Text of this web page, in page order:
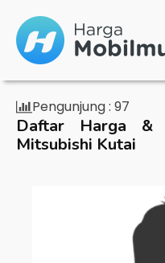
Pengunjung : 97
Daftar Harga &
Mitsubishi Kutai